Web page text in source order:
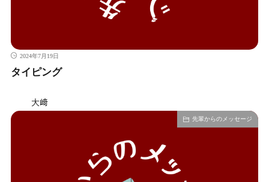
2024年7月19日
タイピング
大﨑
先輩からのメッセージ